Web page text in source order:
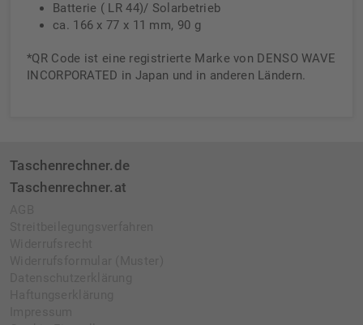
Batterie ( LR 44)/ Solarbetrieb
ca. 166 x 77 x 11 mm, 90 g
*QR Code ist eine registrierte Marke von DENSO WAVE
INCORPORATED in Japan und in anderen Ländern.
Taschenrechner.de
Taschenrechner.at